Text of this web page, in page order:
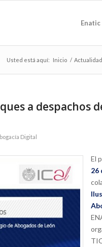
Enatic
Usted está aquí: Inicio / Actualidad
a despachos
Digital
El
26